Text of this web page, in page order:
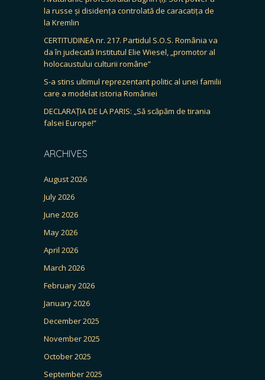
la russe și disidența controlată de caracatița de
la Kremlin
CERTITUDINEA nr. 217. Partidul S.O.S. România va
da în judecată Institutul Elie Wiesel, „promotor al
holocaustului culturii române”
S-a stins ultimul reprezentant politic al unei familii
care a modelat istoria României
DECLARAȚIA DE LA PARIS: „Să scăpăm de tirania
falsei Europe!”
ARCHIVES
August 2026
July 2026
June 2026
May 2026
April 2026
March 2026
February 2026
January 2026
December 2025
November 2025
October 2025
September 2025